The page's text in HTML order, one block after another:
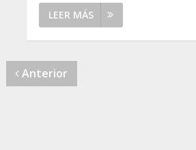
LEER MÁS
Anterior